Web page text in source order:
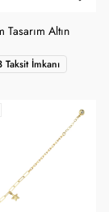
Tasarım Altın
Taksit İmkanı